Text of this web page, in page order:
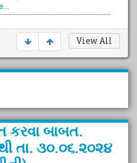
View All
૨૦૨૫)
કરવા બાબત.
તા. ૩૦.૦૬.૨૦૨૪